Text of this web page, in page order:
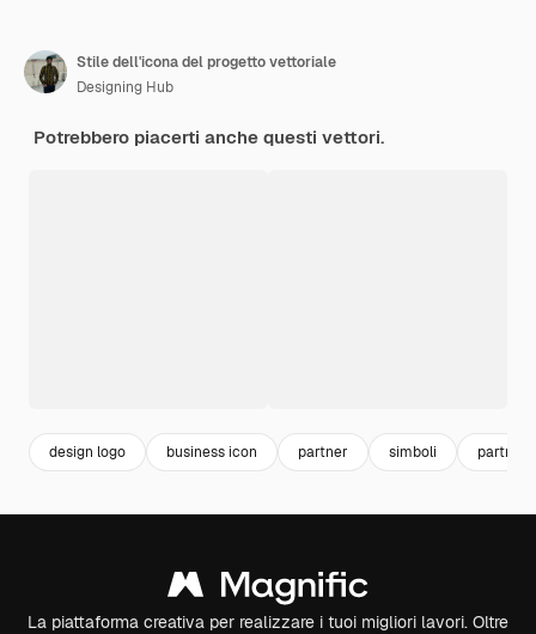
Stile dell'icona del progetto vettoriale
Designing Hub
Potrebbero piacerti anche questi vettori.
design logo business icon partner simboli
La piattaforma creativa per realizzare i tuoi migliori lavori. Oltre